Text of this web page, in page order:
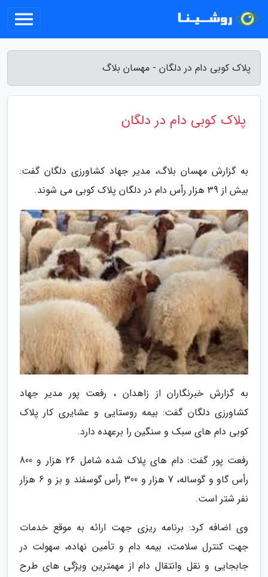
پلاک کوبی دام در دلگان - مهسان بلاگ
پلاک کوبی دام در دلگان
به گزارش مهسان بلاگ، مدیر جهاد کشاورزی دلگان گفت:
بیش از 39 هزار رأس دام در دلگان پلاک کوبی می شوند.
به گزارش خبرنگاران از زاهدان ، رفعت پور مدیر جهاد
کشاورزی دلگان گفت: بیمه روستایی و عشایری کار پلاک
کوبی دام های سبک و سنگین را برعهده دارد.
رفعت پور گفت: دام های پلاک شده شامل 26 هزار و 800
رأس گاو و گوساله، 7 هزار و 300 رأس گوسفند و بز و 6 هزار
نفر شتر است.
وی اضافه کرد: برنامه ریزی جهت ارائه به موقع خدمات
جهت کنترل سلامت، بیمه دام و تأمین نهاده، سهولت در
جابجایی و نقل وانتقال دام از مهمترین ویژگی های طرح